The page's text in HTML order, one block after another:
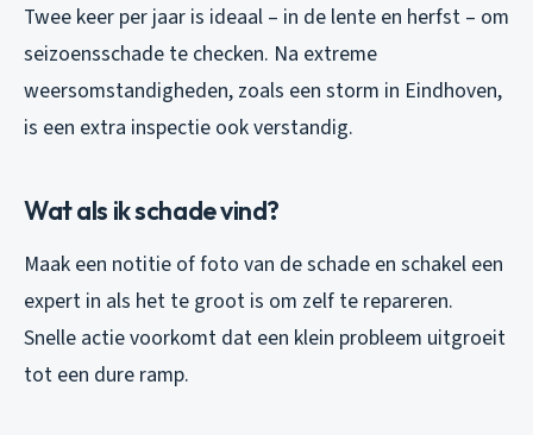
Twee keer per jaar is ideaal – in de lente en herfst – om
seizoensschade te checken. Na extreme
weersomstandigheden, zoals een storm in Eindhoven,
is een extra inspectie ook verstandig.
Wat als ik schade vind?
Maak een notitie of foto van de schade en schakel een
expert in als het te groot is om zelf te repareren.
Snelle actie voorkomt dat een klein probleem uitgroeit
tot een dure ramp.